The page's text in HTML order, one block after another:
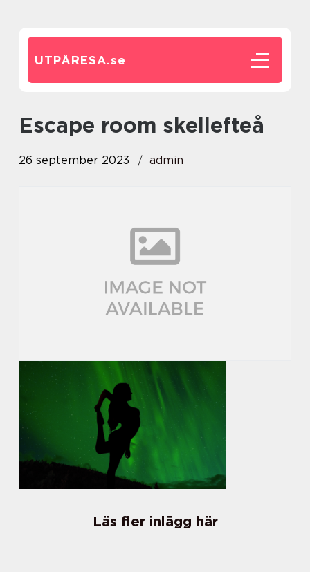
UTPÅRESA.se
escape room skellefteå
26 september 2023 admin
Läs fler inlägg här